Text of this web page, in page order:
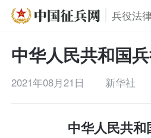
兵役法
中华人民共和国
2021年08月21日 新华社
中华人民共和